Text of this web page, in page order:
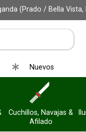
(Prado / Bella
Nuevos
Cuchillos, Navajas &
Afilado